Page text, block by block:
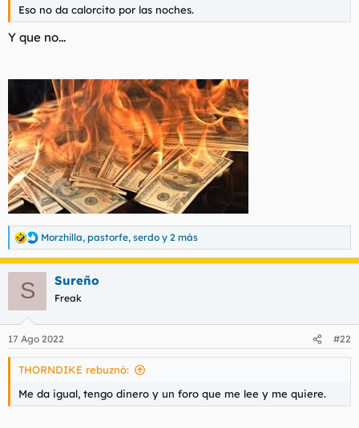
Eso no da calorcito por las noches.
Y que no...
R
e
a
e
s
Morzhilla, pastorfe, serdo y 2 más
S Sureño
Freak
17 Ago 2022 #22
THORNDIKE rebuznó:
Me da igual, tengo dinero y un foro que me lee y me quiere.